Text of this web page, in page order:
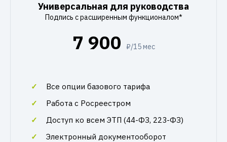
Универсальная для руководства
Подпись с расширенным функционалом*
7 900 ₽/15 мес
Все опции базового тарифа
Работа с Росреестром
Доступ ко всем ЭТП (44-ФЗ, 223-ФЗ)
Электронный документооборот